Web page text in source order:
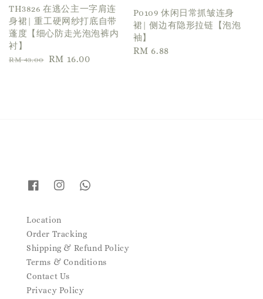
TH3826 在逃公主一字肩连
身裙| 重工硬网纱打底自带
蓬度【细心防走光泡泡裤内
衬】
Regular
RM 43.00 Sale
RM 16.00
P0109 休闲日常抓皱连身
裙| 侧边有隐形拉链【泡泡
袖】
Regular
RM 6.88
Location
Order Tracking
Shipping & Refund Policy
Terms & Conditions
Contact Us
Privacy Policy